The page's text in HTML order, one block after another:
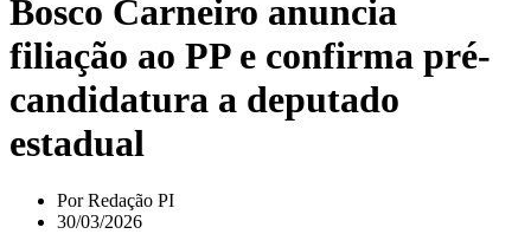
Bosco Carneiro anuncia
filiação ao PP e confirma pré-
candidatura a deputado
estadual
PorRedação PI
30/03/2026